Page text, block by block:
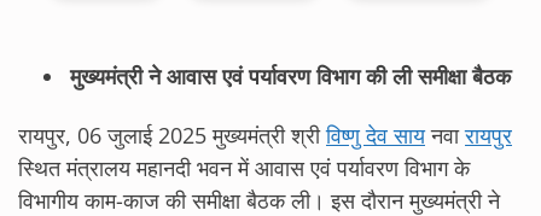
मुख्यमंत्री ने आवास एवं पर्यावरण विभाग की ली समीक्षा बैठक
रायपुर, 06 जुलाई 2025 मुख्यमंत्री श्रीविष्णु देव सायनवारायपुर
स्थित मंत्रालय महानदी भवन में आवास एवं पर्यावरण विभाग के
विभागीय काम-काज की समीक्षा बैठक ली। इस दौरान मुख्यमंत्री ने